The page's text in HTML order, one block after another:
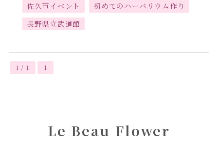
佐久市イベント
初めてのハーバリウム作り
長野県立武道館
1 / 1 1
Le Beau Flower